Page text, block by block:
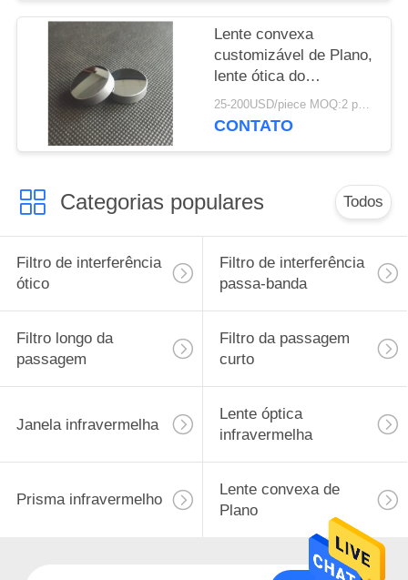
Lente convexa
customizável de Plano,
lente ótica do
infravermelho do
silicone da categoria
25-200USD/piece MOQ:2 peças
CONTATO
Categorias populares Todos
Filtro de interferência
ótico
Filtro de interferência
passa-banda
Filtro longo da
passagem
Filtro da passagem
curto
Janela infravermelha
Lente óptica
infravermelha
Prisma infravermelho
Lente convexa de
Plano